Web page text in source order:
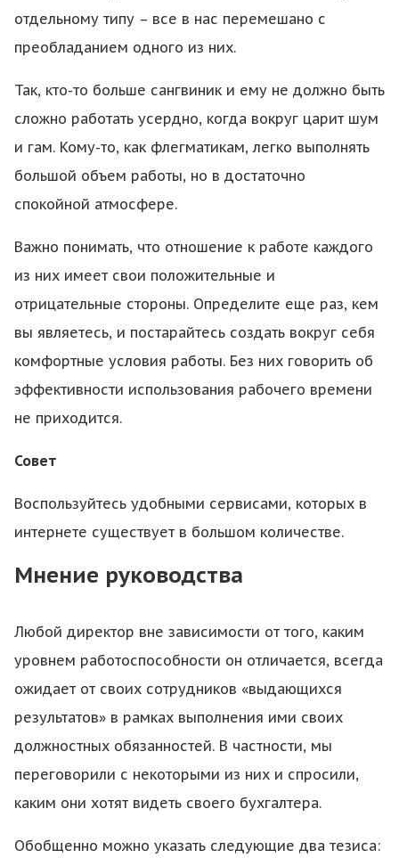
отдельному типу – все в нас перемешано с
преобладанием одного из них.
Так, кто-то больше сангвиник и ему не должно быть
сложно работать усердно, когда вокруг царит шум
и гам. Кому-то, как флегматикам, легко выполнять
большой объем работы, но в достаточно
спокойной атмосфере.
Важно понимать, что отношение к работе каждого
из них имеет свои положительные и
отрицательные стороны. Определите еще раз, кем
вы являетесь, и постарайтесь создать вокруг себя
комфортные условия работы. Без них говорить об
эффективности использования рабочего времени
не приходится.
Совет
Воспользуйтесь удобными сервисами, которых в
интернете существует в большом количестве.
Мнение руководства
Любой директор вне зависимости от того, каким
уровнем работоспособности он отличается, всегда
ожидает от своих сотрудников «выдающихся
результатов» в рамках выполнения ими своих
должностных обязанностей. В частности, мы
переговорили с некоторыми из них и спросили,
каким они хотят видеть своего бухгалтера.
Обобщенно можно указать следующие два тезиса: